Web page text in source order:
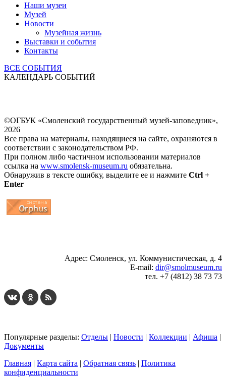
Наши музеи
Музей
Новости
Музейная жизнь
Выставки и события
Контакты
ВСЕ СОБЫТИЯ
КАЛЕНДАРЬ СОБЫТИЙ
©ОГБУК «Смоленский государственный музей-заповедник»,
2026
Все права на материалы, находящиеся на сайте, охраняются в
соответствии с законодательством РФ.
При полном либо частичном использовании материалов
ссылка на www.smolensk-museum.ru обязательна.
Обнаружив в тексте ошибку, выделите ее и нажмите Ctrl +
Enter
Адрес: Смоленск, ул. Коммунистическая, д. 4
E-mail: dir@smolmuseum.ru
тел. +7 (4812) 38 73 73
Популярные разделы: Отделы | Новости | Коллекции | Афиша |
Документы
Главная | Карта сайта | Обратная связь | Политика
конфиденциальности